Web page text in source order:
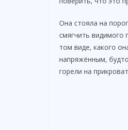
Она стояла на
смягчить
том виде, какого
напряжённым,
горели на